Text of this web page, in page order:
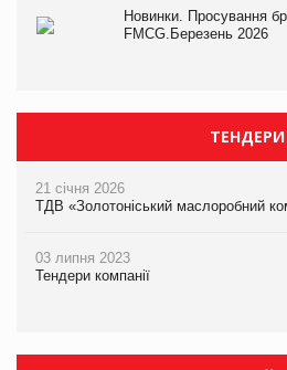
Новинки. Просування
FMCG.Березень 2026
ТЕНДЕРИ
21 січня 2026
ТДВ «Золотоніський маслоробний
03 липня 2023
Тендери компанії